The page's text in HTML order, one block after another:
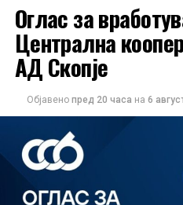
Оглас за
Централна
АД Скопје
Објавено пред 20 часа на 6